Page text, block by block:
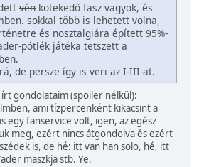
vén kötekedő fasz vagyok, és
sokkal több is lehetett volna,
és nosztalgiára épített 95%-
pótlék játéka tetszett a
de persze így is veri az I-III-at.
gondolataim (spoiler nélkül):
ami tízpercenként kikacsint a
egy fanservice volt, igen, az egész
meg, ezért nincs átgondolva és ezért
is, de hé: itt van han solo, hé, itt
maszkja stb. Ye.